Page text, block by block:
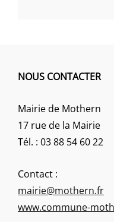
NOUS CONTACTER
Mairie de Mothern
17 rue de la Mairie
Tél. : 03 88 54 60 22
Contact :
mairie@mothern.fr
www.commune-